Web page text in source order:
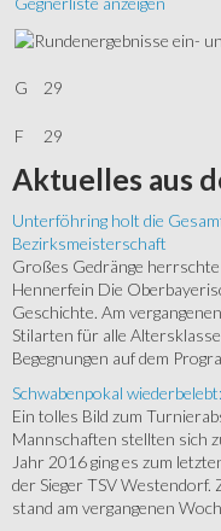
G
29
F 29
Aktuelles aus
Unterföhring holt die
Bezirksmeisterschaft
Großes Gedränge
Hennerfein Die
Geschichte. Am
Stilarten für alle
Begegnungen auf dem
Schwabenpokal
Ein tolles Bild zum
Mannschaften stellten sich
Jahr 2016 ging es zum
der Sieger TSV Westendorf.
stand am vergangenen